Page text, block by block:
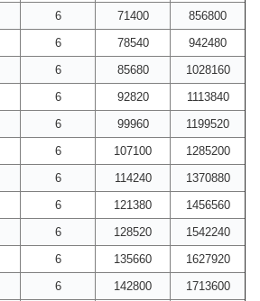
6 71400
856800
6 78540
942480
6 85680
1028160
6 92820
1113840
6 99960
1199520
6 107100
1285200
6 114240
1370880
6 121380
1456560
6 128520
1542240
6 135660
1627920
6 142800
1713600